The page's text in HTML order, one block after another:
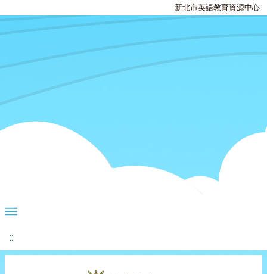
新北市英語教育資源中心
:::